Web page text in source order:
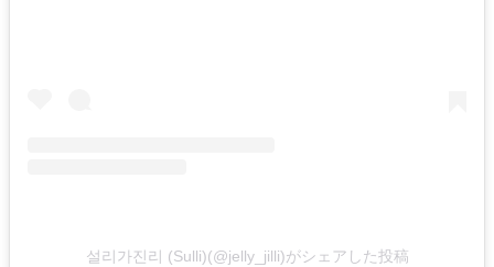
설리가진리 (Sulli)(@jelly_jilli)がシェアした投稿